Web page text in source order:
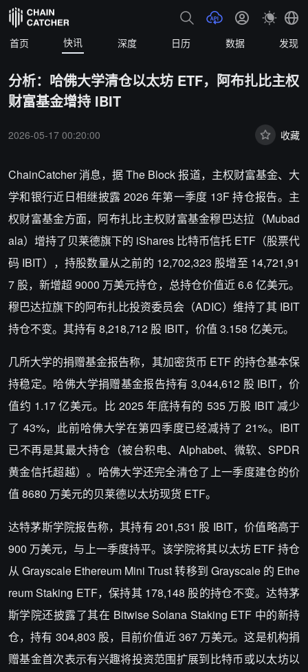
首页 快讯 深度 日历 数据 发现
分析：哈佛大学清仓以太坊 ETF，阿布扎比主权
财富基金增持 IBIT
2026-05-17 00:20:00 收藏
ChainCatcher 消息，据 The Block 报道，主权财富基金、大
学和银行近日相继披露 2026 年第一季度 13F 持仓报告。主
权财富基金方面，阿布扎比主权财富基金穆巴达拉（Mubad
ala）增持了贝莱德旗下的 iShares 比特币信托 ETF（股票代
码 IBIT），持股数量从之前的 12,702,323 股增至 14,721,91
7 股，新增超 9000 万美元持仓，总持仓价值近 6.6 亿美元。
穆巴达拉旗下的阿布扎比投资委员会（ADIC）维持了其 IBIT
持仓不变。其持有 8,218,712 股 IBIT，价值 3.158 亿美元。
几所大学的捐赠基金报告称，其加密货币 ETF 的持仓基本保
持稳定。哈佛大学捐赠基金报告持有 3,044,612 股 IBIT，价
值约 1.17 亿美元。比 2025 年底持有的 535 万股 IBIT 减少
了 43%，此前哈佛大学在第四季度已经减持了 21%。IBIT
已不再是其最大持仓（被台积电、Alphabet、微软、SPDR
黄金信托超越）。哈佛大学还完全清仓了上一季度建仓的价
值 8680 万美元的贝莱德以太坊现货 ETF。
达特茅斯学院报告称，其持有 201,531 股 IBIT，价值略高于
900 万美元，与上一季度持平。该学院将其以太坊 ETF 持仓
从 Grayscale Ethereum Mini Trust 转移到 Grayscale 的 Ethe
reum Staking ETF，保持其 178,148 股的持仓不变。达特茅
斯学院还披露了其在 Bitwise Solana Staking ETF 中的新持
仓，持有 304,803 股，目前价值近 367 万美元。这是机构捐
赠基金首次表示有兴趣将投资范围扩展到比特币或以太坊以